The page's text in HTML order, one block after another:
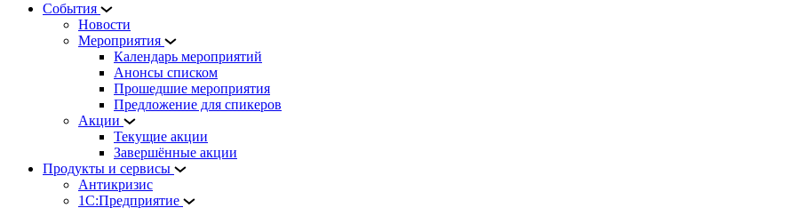
События
Новости
Мероприятия
Календарь мероприятий
Анонсы списком
Прошедшие мероприятия
Предложение для спикеров
Акции
Текущие акции
Завершённые акции
Продукты и сервисы
Антикризис
1С:Предприятие